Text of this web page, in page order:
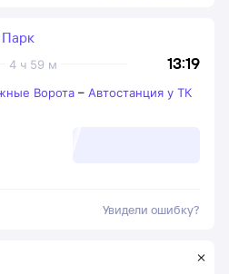
13:19
4 ч 59 м
Ворота – Автостанция у ТК
Увидели ошибку?